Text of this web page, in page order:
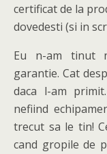
certificat de la
dovedesti (si in
Eu n-am tinut
garantie. Cat
daca l-am
nefiind
trecut sa le tin!
cand gropile de